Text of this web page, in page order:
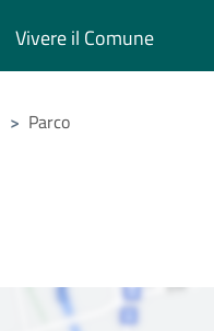
Vivere il Comune
> Parco